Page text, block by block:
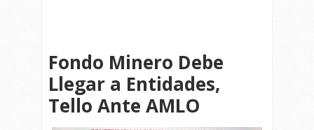
Fondo Minero Debe
Llegar a Entidades,
Tello Ante AMLO